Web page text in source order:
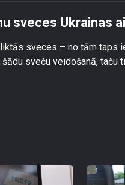
sveces Ukrainas
sveces – no tām taps
sveču veidošanā, taču